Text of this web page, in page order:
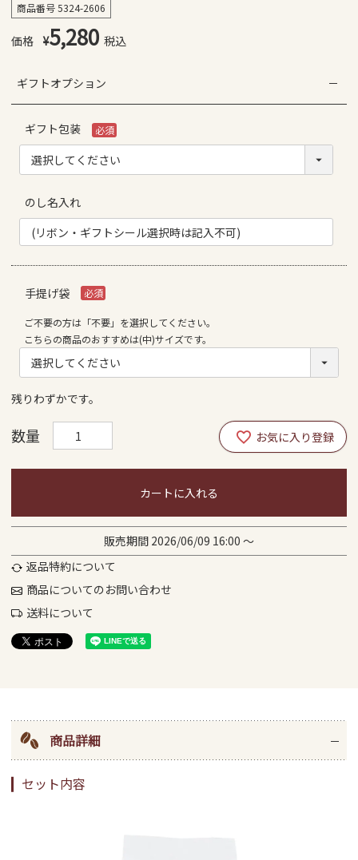
商品番号5324-2606
¥5,280 税込
ギフトオプション
ギフト包装
(必
須)
のし名入れ
手提げ袋
須)
ご不要の方は「不要」を選択してください。
こちらの商品のおすすめは(中)サイズです。
残りわずかです。
カートに入れる
販売期間 2026/06/09 16:00 〜
返品特約について
商品についてのお問い合わせ
送料について
商品詳細
セット内容